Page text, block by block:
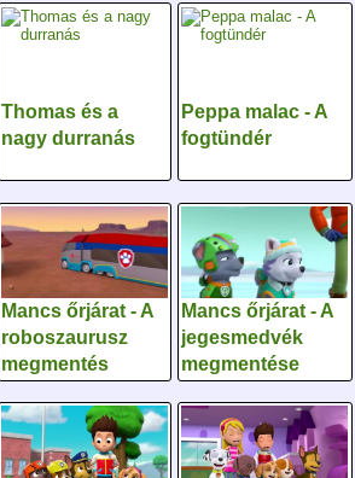
Thomas és a
nagy durranás
Peppa malac - A
fogtündér
Mancs őrjárat - A
roboszaurusz
megmentés
Mancs őrjárat - A
jegesmedvék
megmentése